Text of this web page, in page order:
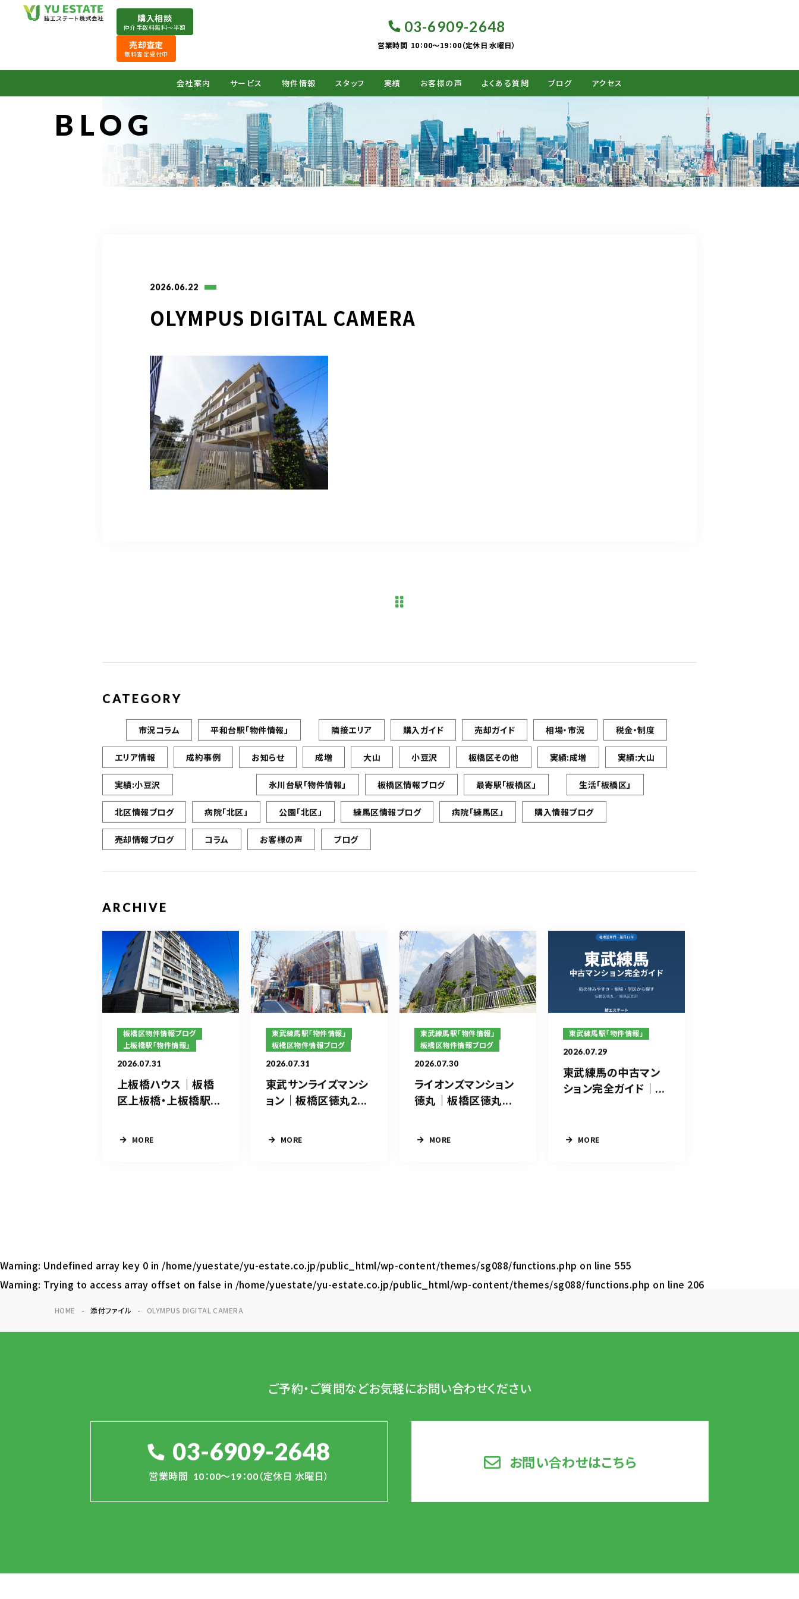
購入相談
仲介手数料無料〜半額
売却査定
無料査定受付中
03-6909-2648
営業時間 10：00～19：00（定休日 水曜日）
会社案内 サービス 物件情報 スタッフ 実績 お客様の声 よくある質問 ブログ アクセス
BLOG
2026.06.22
OLYMPUS DIGITAL CAMERA
CATEGORY
市況コラム 平和台駅「物件情報」 隣接エリア 購入ガイド 売却ガイド 相場・市況 税金・制度
エリア情報 成約事例 お知らせ 成増 大山 小豆沢 板橋区その他 実績:成増 実績:大山
実績:小豆沢 氷川台駅「物件情報」 板橋区情報ブログ 最寄駅「板橋区」 生活「板橋区」
北区情報ブログ 病院「北区」 公園「北区」 練馬区情報ブログ 病院「練馬区」 購入情報ブログ
売却情報ブログ コラム お客様の声 ブログ
ARCHIVE
板橋区物件情報ブログ
上板橋駅「物件情報」
2026.07.31
上板橋ハウス｜板橋
区上板橋・上板橋駅...
MORE
東武練馬駅「物件情報」
板橋区物件情報ブログ
2026.07.31
東武サンライズマンシ
ョン｜板橋区徳丸2...
MORE
東武練馬駅「物件情報」
板橋区物件情報ブログ
2026.07.30
ライオンズマンション
徳丸｜板橋区徳丸...
MORE
東武練馬駅「物件情報」
2026.07.29
東武練馬の中古マン
ション完全ガイド｜...
MORE
Warning: Undefined array key 0 in /home/yuestate/yu-estate.co.jp/public_html/wp-content/themes/sg088/functions.php on line 555
Warning: Trying to access array offset on false in /home/yuestate/yu-estate.co.jp/public_html/wp-content/themes/sg088/functions.php on line 206
HOME 添付ファイル OLYMPUS DIGITAL CAMERA
ご予約・ご質問などお気軽にお問い合わせください
03-6909-2648
営業時間 10：00～19：00（定休日 水曜日）
お問い合わせはこちら